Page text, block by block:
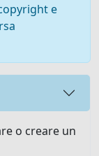
e
o creare un